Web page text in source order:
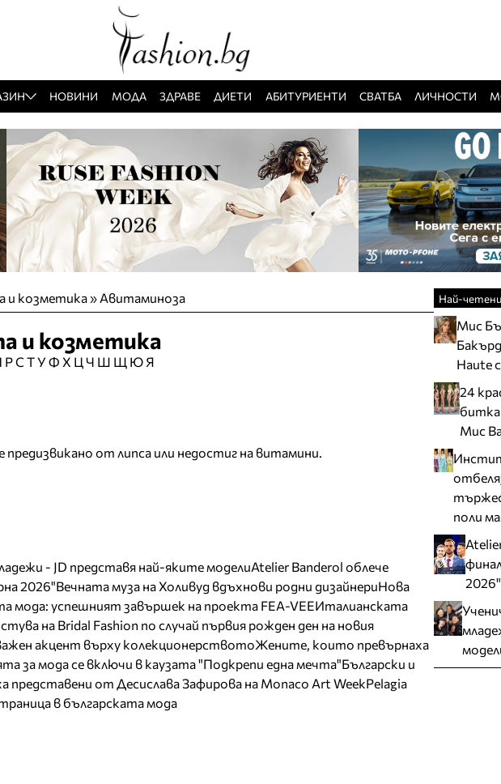
Забравена
Регистрация
Добавяне
Защо да се
НОВИНИ МОДА ЗДРАВЕ ДИЕТИ АБИТУРИЕНТИ СВАТБА ЛИЧНОСТИ
и козметика » Авитаминоза
и козметика
РС ТУФ Х Ц Ч Ш Щ Ю Я
от липса или недостиг на витамини.
- JD представя най-яките моделиAtelier Banderol облече
2026"Вечната муза на Холивуд вдъхнови родни дизайнериНова
мода: успешният завършек на проекта FEA-VEEИталианската
на Bridal Fashion по случай първия рожден ден на новия
акцент върху колекционерствотоЖените, които превърнаха
за мода се включи в каузата "Подкрепи една мечта"Български и
представени от Десислава Зафирова на Monaco Art WeekPelagia
в българската мода
Най-
Мис
Haute
24
Мис
поли
2026"